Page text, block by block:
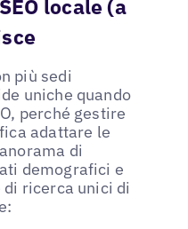
locale (a
più sedi
uniche quando
perché gestire
adattare le
di
demografici e
ricerca unici di